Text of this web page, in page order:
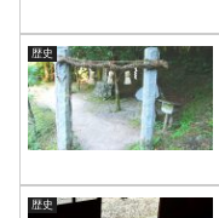
歴史
歴史